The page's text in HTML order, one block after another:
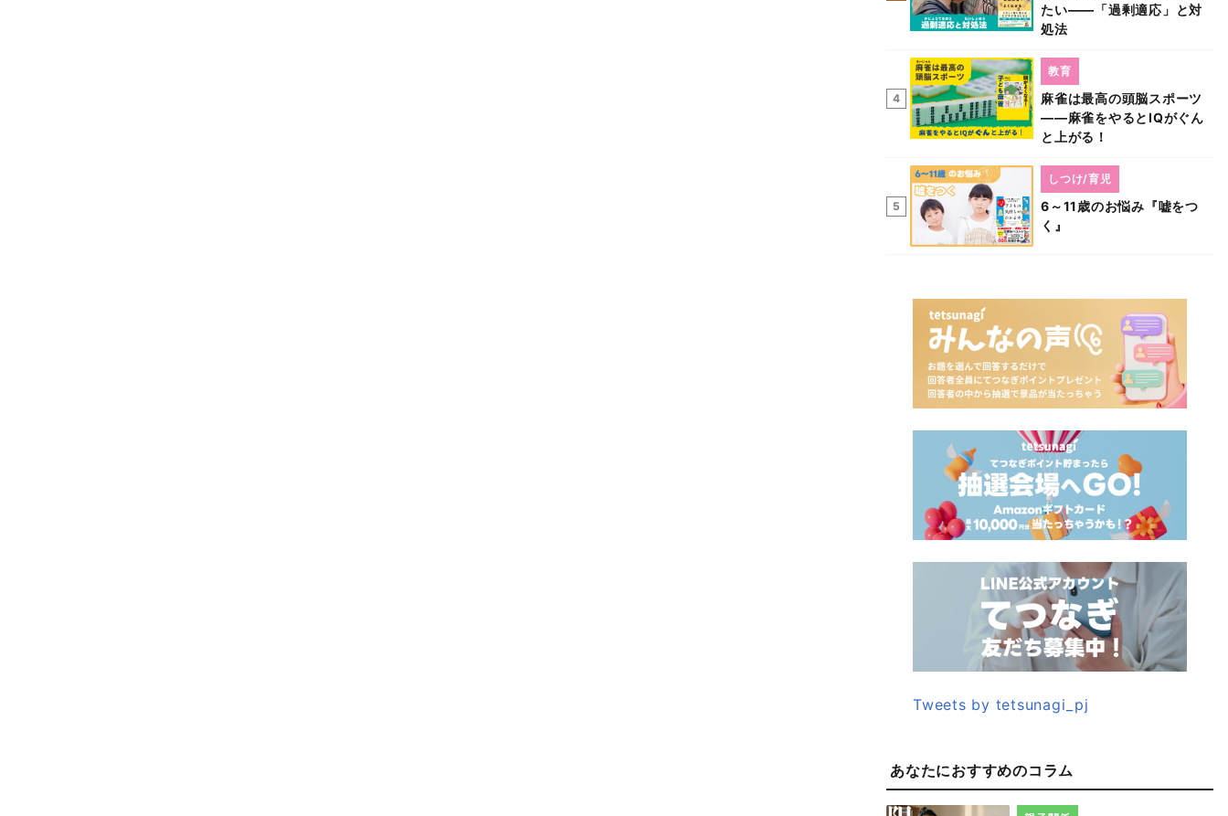
たい――「過剰適応」と対
処法
4
麻雀は最高の頭脳スポーツ
――麻雀をやるとIQがぐん
と上がる！
教育
5
6～11歳のお悩み『嘘をつ
く』
しつけ/育児
Tweets by tetsunagi_pj
あなたにおすすめのコラム